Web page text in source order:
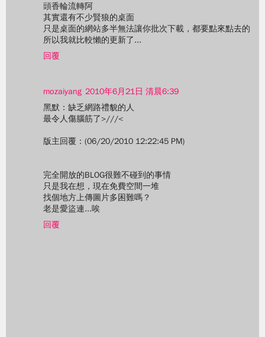
頭香輪流轉阿
其實還有不少賢狼的桌面
只是桌面的網站多半無法讓你批次下載，都要點來點去的
所以我就比較懶的更新了...
回覆
mozaiyang 2010年6月21日 清晨6:39
黑默：缺乏網路禮貌的人
最令人傷腦筋了>///<
版主回覆：(06/20/2010 12:22:45 PM)
完全開放的BLOG很難不碰到的事情
只是我在想，現在免費空間一堆
找個地方上傳圖片多困難嗎？
老是愛盜連...唉
回覆